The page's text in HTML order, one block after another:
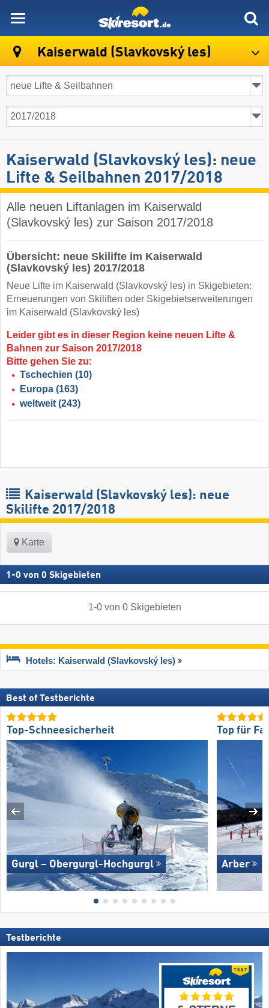
Kaiserwald (Slavkovský les)
Kaiserwald (Slavkovský les): neue
Lifte & Seilbahnen 2017/2018
Alle neuen Liftanlagen im Kaiserwald
(Slavkovský les) zur Saison 2017/2018
Übersicht: neue Skilifte im Kaiserwald
(Slavkovský les) 2017/2018
Neue Lifte im Kaiserwald (Slavkovský les) in Skigebieten:
Erneuerungen von Skiliften oder Skigebietserweiterungen
im Kaiserwald (Slavkovský les)
Leider gibt es in dieser Region keine neuen Lifte &
Bahnen zur Saison 2017/2018
Bitte gehen Sie zu:
Tschechien (10)
Europa (163)
weltweit (243)
Kaiserwald (Slavkovský les): neue
Skilifte 2017/2018
Karte
1 -0 von 0 Skigebieten
1-0von 0 Skigebieten
Hotels: Kaiserwald (Slavkovský les)
Best of Testberichte
Top-Schneesicherheit
Gurgl – Obergurgl-Hochgurgl
Top für
Arber
Testberichte